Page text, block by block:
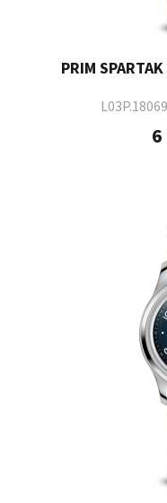
PRIM
6